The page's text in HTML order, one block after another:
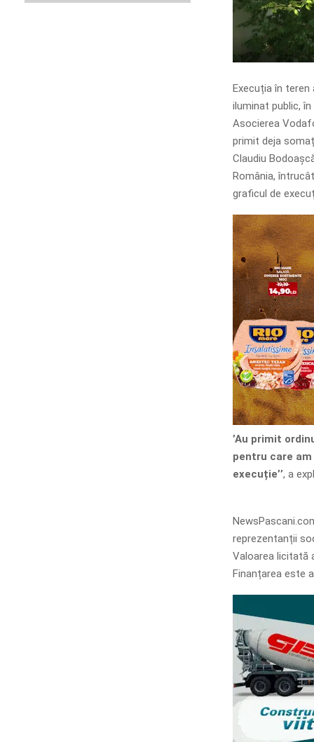
Execuția în teren
iluminat public,
Asocierea
primit deja
Claudiu
România,
graficul de
’Au primit
pentru care
execuție’’, a
reprezentanții
Valoarea licitată
Finanțarea este